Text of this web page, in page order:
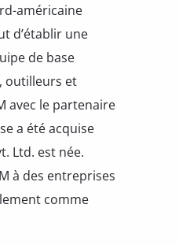
américaine
d’établir une
de base
outilleurs et
avec le partenaire
a été acquise
Ltd. est née.
à des entreprises
comme